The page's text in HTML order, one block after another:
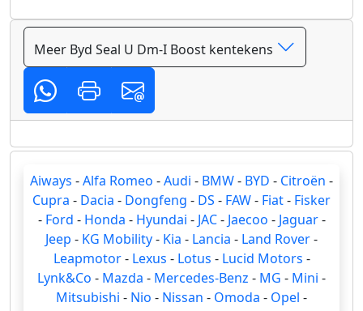
Meer Byd Seal U Dm-I Boost kentekens
Aiways -Alfa Romeo -Audi - BMW- BYD - Citroën -
Cupra - Dacia - Dongfeng - DS - FAW- Fiat- Fisker
- Ford - Honda - Hyundai - JAC- Jaecoo - Jaguar-
Jeep - KG Mobility- Kia - Lancia - Land Rover-
Leapmotor- Lexus - Lotus - Lucid Motors -
Lynk&Co - Mazda - Mercedes-Benz - MG - Mini -
Mitsubishi - Nio - Nissan - Omoda - Opel -